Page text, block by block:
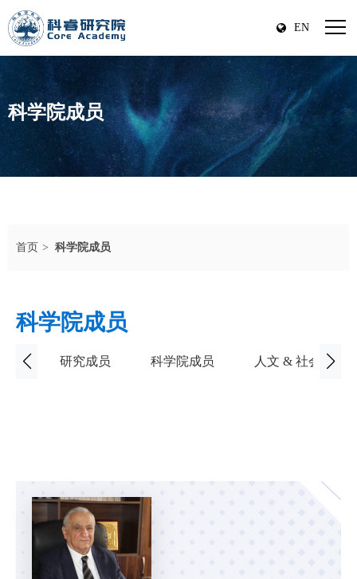
EN
科学院成员
首页 科学院成员
科学院成员
研究成员 科学院成员 人文 & 社会科学